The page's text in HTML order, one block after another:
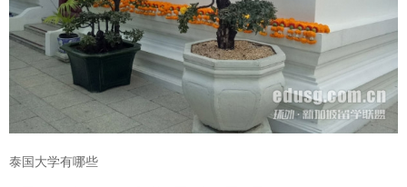
泰国大学有哪些